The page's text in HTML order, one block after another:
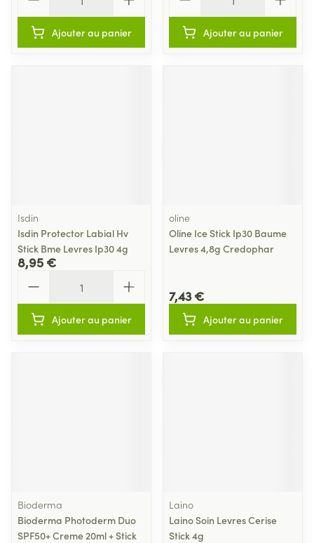
Ajouter au panier Ajouter au panier
Isdin
Isdin Protector Labial Hv
Stick Bme Levres Ip30 4g
8,95 €
Ajouter au panier
oline
Oline Ice Stick Ip30 Baume
Levres 4,8g Credophar
7,43 €
Ajouter au panier
Bioderma
Bioderma Photoderm Duo
SPF50+ Creme 20ml + Stick
Laino
Laino Soin Levres Cerise
Stick 4g